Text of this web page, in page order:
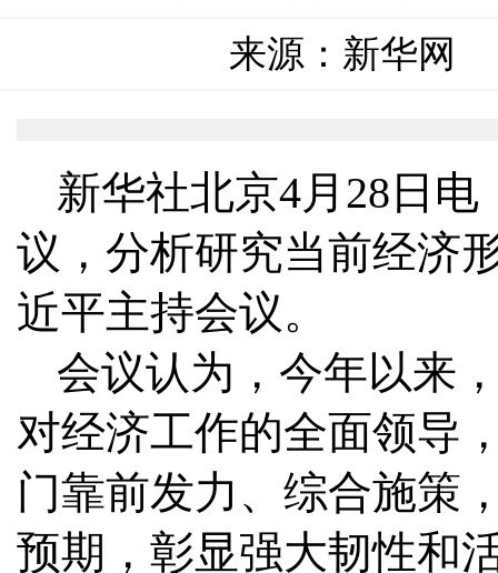
来源：新华网
新华社北京4月28日
议，分析研究当前经济
近平主持会议。
会议认为，今年以来
对经济工作的全面领导
门靠前发力、综合施策
预期，彰显强大韧性和